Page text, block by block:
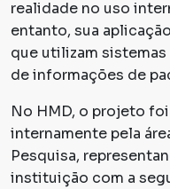
realidade no uso
entanto, sua
que utilizam
de informações de
No HMD, o projeto
internamente pela
Pesquisa,
instituição com a